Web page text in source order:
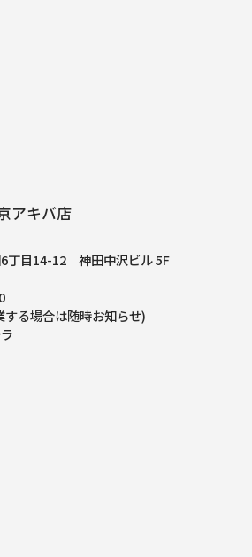
アキバ店
丁目14-12 神田中沢ビル 5F
る場合は随時お知らせ)